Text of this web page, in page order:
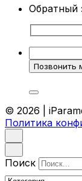
Обратный
© 2026 |
Политика
Поиск